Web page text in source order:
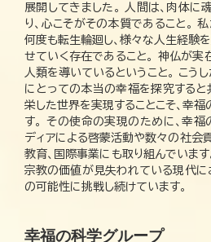
展開してきました。 人間は、肉体に
り、心こそがその本質であること。
何度も転生輪廻し、様々な人生経験
せていく存在であること。 神仏が実
人類を導いているということ。 こう
にとっての本当の幸福を探究すると
栄した世界を実現することこそ、幸
す。 その使命の実現のために、幸
ディアによる啓蒙活動や数々の社会
教育、国際事業にも取り組んでいます
宗教の価値が見失われている現代に
の可能性に挑戦し続けています。
幸福の科学グループ